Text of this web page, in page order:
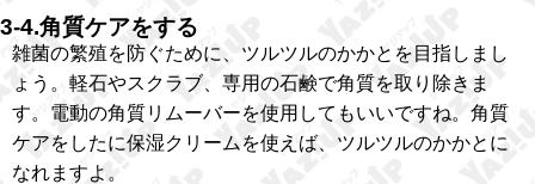
3-4.角質ケアをする
雑菌の繁殖を防ぐために、ツルツルのかかとを目指しまし
ょう。軽石やスクラブ、専用の石鹸で角質を取り除きま
す。電動の角質リムーバーを使用してもいいですね。角質
ケアをしたに保湿クリームを使えば、ツルツルのかかとに
なれますよ。